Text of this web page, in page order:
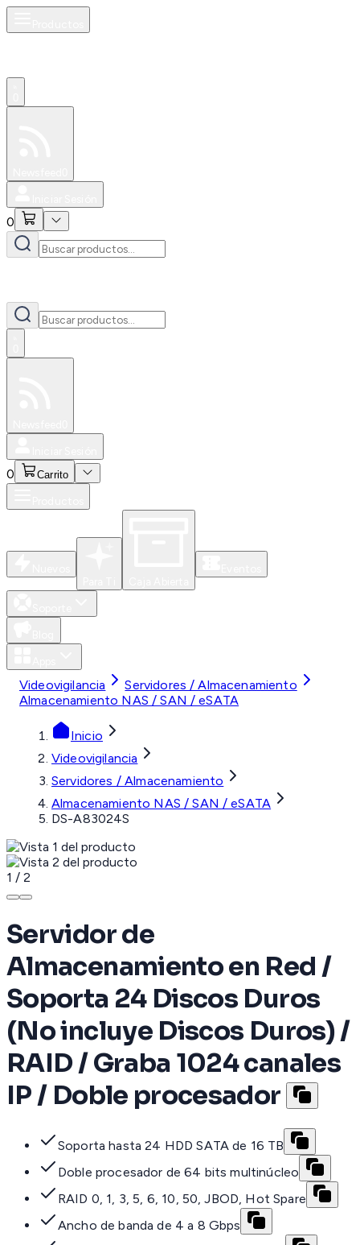
0
0 Carrito
Videovigilancia
Servidores / Almacenamiento
Almacenamiento NAS / SAN / eSATA
Inicio
Videovigilancia
Servidores / Almacenamiento
Almacenamiento NAS / SAN / eSATA
DS-A83024S
1 / 2
Servidor de
Almacenamiento en Red /
Soporta 24 Discos Duros
(No incluye Discos Duros) /
RAID / Graba 1024 canales
IP / Doble procesador
Soporta hasta 24 HDD SATA de 16 TB
Doble procesador de 64 bits multinúcleo
RAID 0, 1, 3, 5, 6, 10, 50, JBOD, Hot Spare
Ancho de banda de 4 a 8 Gbps